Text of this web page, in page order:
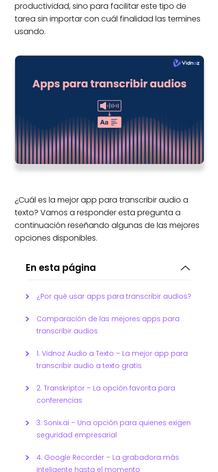
productividad, sino para facilitar este tipo de
tarea sin importar con cuál finalidad las termines
usando.
¿Cuál es la mejor app para transcribir audio a
texto? Vamos a responder esta pregunta a
continuación reseñando algunas de las mejores
opciones disponibles.
En esta página
¿Por qué usar apps para transcribir audios?
Comparación de las mejores apps para
transcribir audios
1. Vidnoz Audio a Texto – La mejor app para
transcribir audio a texto gratis
2. Transkriptor – La opción favorita para
conferencias
3. Sonix.ai – Una opción para quienes exigen
seguridad empresarial
4. Google Recorder – La grabadora más
inteligente hasta el momento